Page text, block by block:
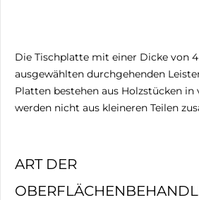
Die Tischplatte mit einer Dicke von
ausgewählten durchgehenden
Platten bestehen aus Holzstücken in
werden nicht aus kleineren Teilen
ART DER